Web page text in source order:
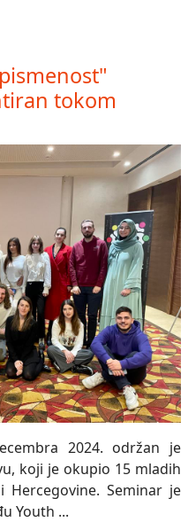
tokom
2024. održan je
koji je okupio 15 mladih
Seminar je
Youth ...